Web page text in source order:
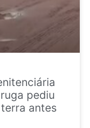
pediu
antes